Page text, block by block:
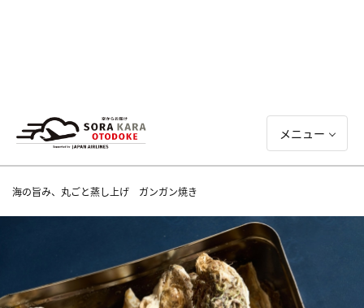
メニュー
海の旨み、丸ごと蒸し上げ ガンガン焼き